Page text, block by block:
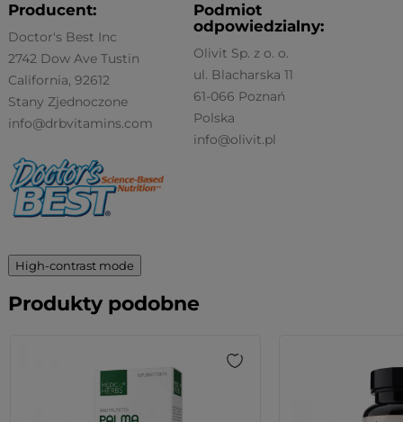
Producent:
Doctor's Best Inc
2742 Dow Ave Tustin
California, 92612
Stany Zjednoczone
info@drbvitamins.com
Podmiot
odpowiedzialny:
Olivit Sp. z o. o.
ul. Blacharska 11
61-066 Poznań
Polska
info@olivit.pl
High-contrast mode
Produkty podobne